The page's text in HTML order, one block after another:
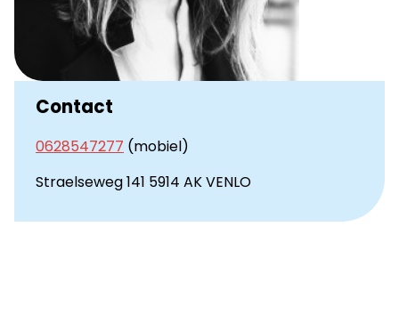
Contact
0628547277 (mobiel)
Straelseweg 141 5914 AK VENLO